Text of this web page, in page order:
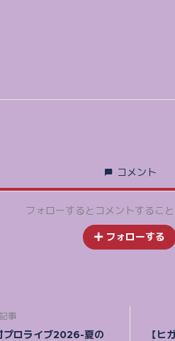
コメント
フォローするとコメントすること
フォローする
事
プロライブ2026-夏の 【ヒ